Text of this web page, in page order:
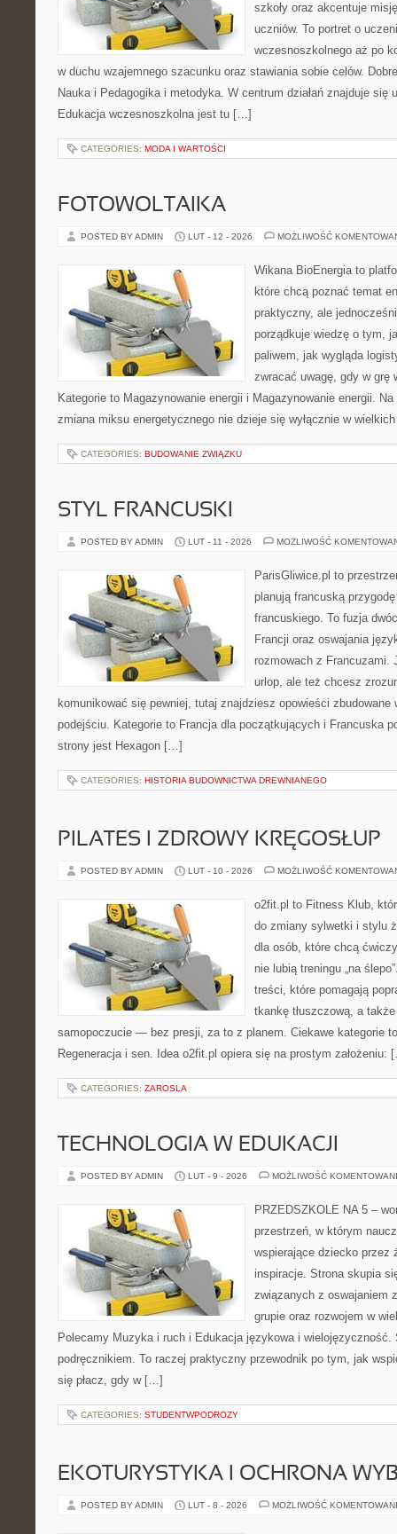
szkoły oraz akcentuje
uczniów. To portret o
wczesnoszkolnego aż po
w duchu wzajemnego szacunku oraz stawiania sobie celów.
Nauka i Pedagogika i metodyka. W centrum działań znajduje się
Edukacja wczesnoszkolna jest tu […]
CATEGORIES: MODA I WARTOŚCI
FOTOWOLTAIKA
POSTED BY ADMIN LUT - 12 - 2026 MOŻLIWOŚĆ
Wikana BioEnergia to
które chcą poznać temat
praktyczny, ale
porządkuje wiedzę o tym,
paliwem, jak wygląda
zwracać uwagę, gdy w grę
Kategorie to Magazynowanie energii i Magazynowanie energii.
zmiana miksu energetycznego nie dzieje się wyłącznie w
CATEGORIES: BUDOWANIE ZWIĄZKU
STYL FRANCUSKI
POSTED BY ADMIN LUT - 11 - 2026 MOŻLIWOŚĆ
ParisGliwice.pl to
planują francuską
francuskiego. To fuzja
Francji oraz oswajania
rozmowach z Francuzami.
urlop, ale też chcesz
komunikować się pewniej, tutaj znajdziesz opowieści zbudowane
podejściu. Kategorie to Francja dla początkujących i Francuska
strony jest Hexagon […]
CATEGORIES: HISTORIA BUDOWNICTWA DREWNIANEGO
PILATES I ZDROWY KRĘGOSŁUP
POSTED BY ADMIN LUT - 10 - 2026 MOŻLIWOŚĆ
o2fit.pl to Fitness Klub,
do zmiany sylwetki i stylu
dla osób, które chcą
nie lubią treningu „na
treści, które pomagają
tkankę tłuszczową, a
samopoczucie — bez presji, za to z planem. Ciekawe kategorie
Regeneracja i sen. Idea o2fit.pl opiera się na prostym założeniu:
CATEGORIES: ZAROSLA
TECHNOLOGIA W EDUKACJI
POSTED BY ADMIN LUT - 9 - 2026 MOŻLIWOŚĆ
PRZEDSZKOLE NA 5 –
przestrzeń, w którym
wspierające dziecko przez
inspiracje. Strona skupia
związanych z oswajaniem
grupie oraz rozwojem w
Polecamy Muzyka i ruch i Edukacja językowa i
podręcznikiem. To raczej praktyczny przewodnik po tym, jak
się płacz, gdy w […]
CATEGORIES: STUDENTWPODROZY
EKOTURYSTYKA I OCHRONA
POSTED BY ADMIN LUT - 8 - 2026 MOŻLIWOŚĆ